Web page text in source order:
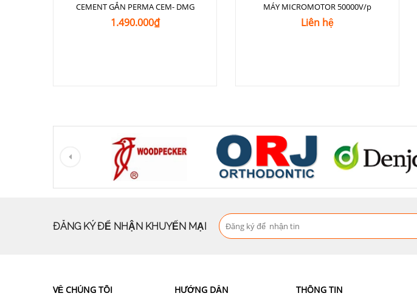
CEMENT GẮN PERMA CEM- DMG
1.490.000₫
MÁY MICROMOTOR 50000V/p
Liên hệ
ĐĂNG KÝ ĐỂ NHẬN KHUYẾN MẠI
VỀ CHÚNG TÔI HƯỚNG DẪN THÔNG TIN